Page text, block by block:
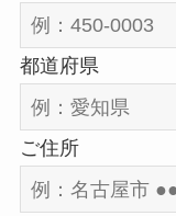
都道府県
ご住所